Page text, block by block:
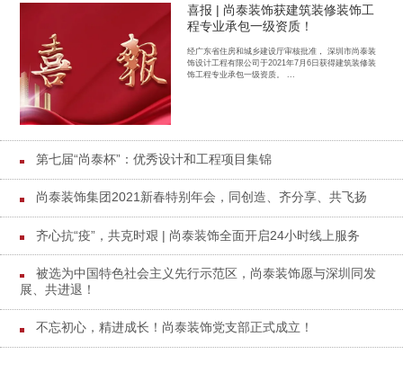
喜报 | 尚泰装饰获建筑装修装饰工
程专业承包一级资质！
经广东省住房和城乡建设厅审核批准， 深圳市尚泰装
饰设计工程有限公司于2021年7月6日获得建筑装修装
饰工程专业承包一级资质。 ...
第七届“尚泰杯”：优秀设计和工程项目集锦
尚泰装饰集团2021新春特别年会，同创造、齐分享、共飞扬
齐心抗“疫”，共克时艰 | 尚泰装饰全面开启24小时线上服务
被选为中国特色社会主义先行示范区，尚泰装饰愿与深圳同发
展、共进退！
不忘初心，精进成长！尚泰装饰党支部正式成立！